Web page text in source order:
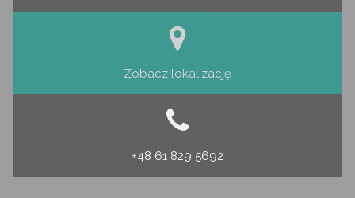
Zobacz lokalizację
+48 61 829 5692